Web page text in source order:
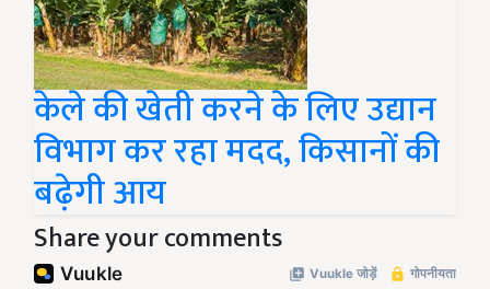
केले की खेती करने के लिए उद्यान
विभाग कर रहा मदद, किसानों की
बढ़ेगी आय
Share your comments